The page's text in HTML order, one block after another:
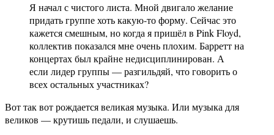
Я начал с чистого листа. Мной двигало желание
придать группе хоть какую-то форму. Сейчас это
кажется смешным, но когда я пришёл в Pink Floyd,
коллектив показался мне очень плохим. Барретт на
концертах был крайне недисциплинирован. А
если лидер группы — разгильдяй, что говорить о
всех остальных участниках?
Вот так вот рождается великая музыка. Или музыка для
великов — крутишь педали, и слушаешь.